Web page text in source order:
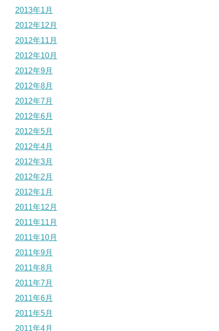
2013年1月
2012年12月
2012年11月
2012年10月
2012年9月
2012年8月
2012年7月
2012年6月
2012年5月
2012年4月
2012年3月
2012年2月
2012年1月
2011年12月
2011年11月
2011年10月
2011年9月
2011年8月
2011年7月
2011年6月
2011年5月
2011年4月